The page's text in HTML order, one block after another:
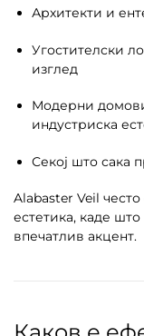
Архитекти и
Угостителски
изглед
Модерни
индустриска
Секој што сака
Alabaster Veil
естетика, каде
впечатлив акцент.